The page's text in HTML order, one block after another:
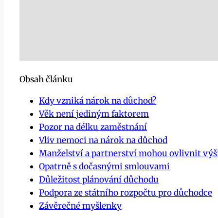
Obsah článku
Kdy vzniká nárok na důchod?
Věk není jediným faktorem
Pozor na délku zaměstnání
Vliv nemoci na nárok na důchod
Manželství a partnerství mohou ovlivnit
Opatrně s dočasnými smlouvami
Důležitost plánování důchodu
Podpora ze státního rozpočtu pro důchodce
Závěrečné myšlenky